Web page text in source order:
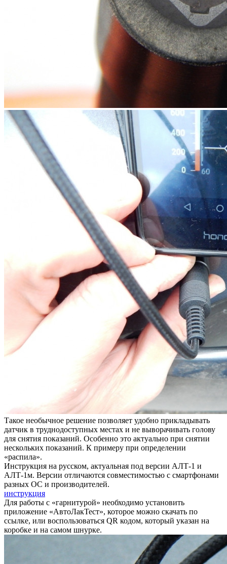
Такое необычное решение позволяет удобно прикладывать
датчик в труднодоступных местах и не выворачивать голову
для снятия показаний. Особенно это актуально при снятии
нескольких показаний. К примеру при определении
«распила».
Инструкция на русском, актуальная под версии АЛТ-1 и
АЛТ-1м. Версии отличаются совместимостью с смартфонами
разных ОС и производителей.
инструкция
Для работы с «гарнитурой» необходимо установить
приложение «АвтоЛакТест», которое можно скачать по
ссылке, или воспользоваться QR кодом, который указан на
коробке и на самом шнурке.